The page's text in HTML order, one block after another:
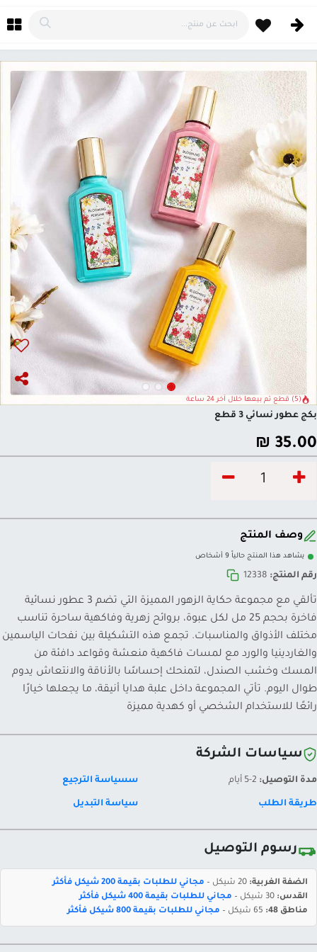
(5) قطع تم بيعها خلال آخر 24 ساعة
بكج عطور نسائي 3 قطع
35.00
₪
وصف المنتج
يشاهد هذا المنتج حالياً 9 أشخاص
رقم المنتج: 12338
تألقي مع مجموعة حكاية الزهور المميزة التي تضم 3 عطور نسائية
فاخرة بحجم 25 مل لكل عبوة، بروائح زهرية وفاكهية ساحرة تناسب
مختلف الأذواق والمناسبات. تجمع هذه التشكيلة بين نفحات الياسمين
والغاردينيا والورد مع لمسات فاكهية منعشة وقواعد دافئة من
المسك وخشب الصندل، لتمنحك إحساسًا بالأناقة والانتعاش يدوم
طوال اليوم. تأتي المجموعة داخل علبة هدايا أنيقة، ما يجعلها خيارًا
رائعًا للاستخدام الشخصي أو كهدية مميزة
سياسات الشركة
مدة التوصيل: سسياسة الترجيع
طريقة الطلب سياسة التبديل
رسوم التوصيل
الضفة الغربية:
مجاني للطلبات بقيمة 200 شيكل فأكثر
القدس:
مجاني للطلبات بقيمة 400 شيكل فأكثر
مناطق 48:
مجاني للطلبات بقيمة 800 شيكل فأكثر